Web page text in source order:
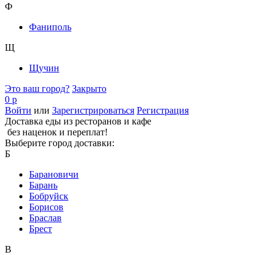
Ф
Фаниполь
Щ
Щучин
Это ваш город? Закрыто
0 р
Войти или Зарегистрироваться Регистрация
Доставка еды из ресторанов и кафе
без наценок и переплат!
Выберите город доставки:
Б
Барановичи
Барань
Бобруйск
Борисов
Браслав
Брест
В